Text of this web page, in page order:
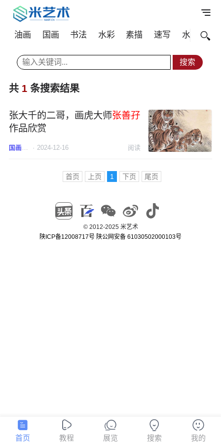
油画 国画 书法 水彩 素描 速写 水粉
共 1 条搜索结果
张大千的二哥，画虎大师张善孖
作品欣赏
国画张善孖 老虎
· 2024-12-16 阅读
首页 上页 1 下页 尾页
© 2012-2025 米艺术
陕ICP备12008717号 陕公网安备 61030502000103号
首页 教程 展览 搜索 我的